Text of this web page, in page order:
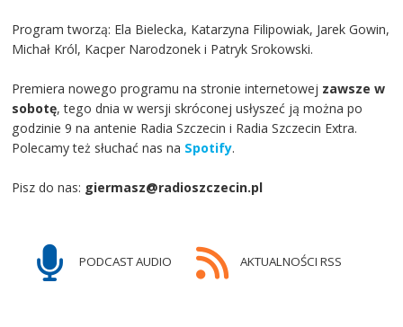
Program tworzą: Ela Bielecka, Katarzyna Filipowiak, Jarek Gowin,
Michał Król, Kacper Narodzonek i Patryk Srokowski.
Premiera nowego programu na stronie internetowej zawsze w
sobotę, tego dnia w wersji skróconej usłyszeć ją można po
godzinie 9 na antenie Radia Szczecin i Radia Szczecin Extra.
Polecamy też słuchać nas na Spotify.
Pisz do nas: giermasz@radioszczecin.pl
PODCAST AUDIO AKTUALNOŚCI RSS